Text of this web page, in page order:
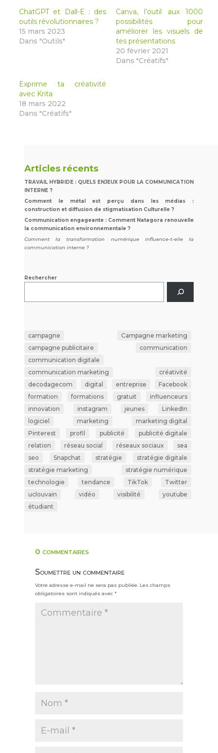
fenêtre) fenêtre) fenêtre) fenêtre)
ChatGPT et Dall-E : des
outils révolutionnaires ?
15 mars 2023
Dans "Outils"
Canva, l’outil aux 1000
possibilités pour
améliorer les visuels de
tes présentations
20 février 2021
Dans "Créatifs"
Exprime ta créativité
avec Krita
18 mars 2022
Dans "Créatifs"
Articles récents
TRAVAIL HYBRIDE : QUELS ENJEUX POUR LA COMMUNICATION
INTERNE ?
Comment le métal est perçu dans les médias :
construction et diffusion de stigmatisation Culturelle ?
Communication engageante : Comment Natagora renouvelle
la communication environnementale ?
Comment la transformation numérique influence-t-elle la
communication interne ?
Rechercher
campagne
Campagne marketing
campagne publicitaire
communication
communication digitale
communication marketing
créativité
decodagecom
digital entreprise
Facebook
formation
formations gratuit
influenceurs
innovation
instagram jeunes
LinkedIn
logiciel
marketing
marketing digital
Pinterest
profil publicité
publicité digitale
relation
réseau social réseaux sociaux
sea
seo
Snapchat stratégie
stratégie digitale
stratégie marketing
stratégie numérique
technologie
tendance TikTok
Twitter
uclouvain
vidéo visibilité
youtube
étudiant
0 commentaires
Soumettre un commentaire
Votre adresse e-mail ne sera pas publiée. Les champs
obligatoires sont indiqués avec *